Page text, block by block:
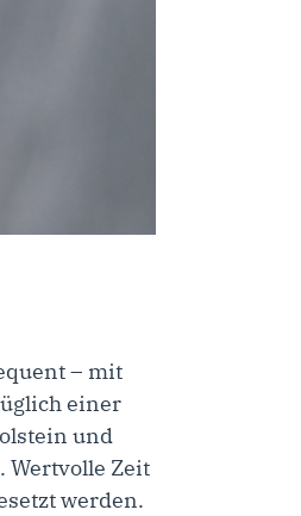
– mit
einer
und
Wertvolle Zeit
werden.